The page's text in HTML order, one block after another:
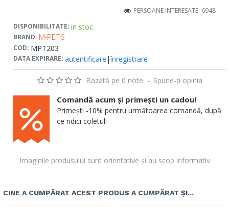
DISPONIBILITATE: in stoc
BRAND: M-PETS
COD: MPT203
DATA EXPIRARE: autentificare |înregistrare
PERSOANE INTERESATE: 6948
Bazată pe 0 note. - Spune-ţi opinia
Imaginile produsului sunt orientative și au scop informativ.
Comandă acum și primești un cadou!
Primești -10% pentru următoarea comandă, după
ce ridici coletul!
CINE A CUMPĂRAT ACEST PRODUS A CUMPĂRAT ȘI...